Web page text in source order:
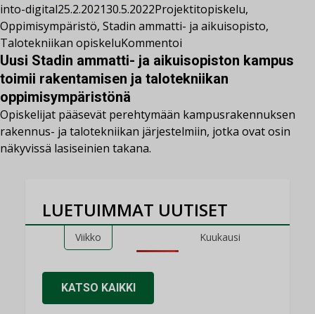
into-digital25.2.202130.5.2022Projektitopiskelu,
Oppimisympäristö, Stadin ammatti- ja aikuisopisto,
Talotekniikan opiskeluKommentoi
Uusi Stadin ammatti- ja aikuisopiston kampus
toimii rakentamisen ja talotekniikan
oppimisympäristönä
Opiskelijat pääsevät perehtymään kampusrakennuksen
rakennus- ja talotekniikan järjestelmiin, jotka ovat osin
näkyvissä lasiseinien takana.
LUETUIMMAT UUTISET
Viikko Kuukausi
KATSO KAIKKI